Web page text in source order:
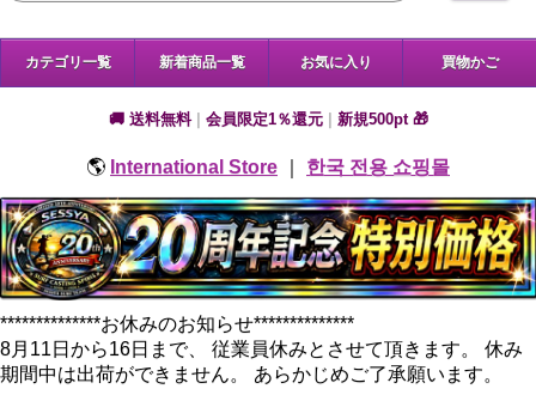
カテゴリ一覧 新着商品一覧 お気に入り 買物かご
🚚 送料無料 会員限定1％還元 新規500pt 🎁
🌎 International Store 한국 전용 쇼핑몰
**************お休みのお知らせ**************
8月11日から16日まで、 従業員休みとさせて頂きます。 休み
期間中は出荷ができません。 あらかじめご了承願います。